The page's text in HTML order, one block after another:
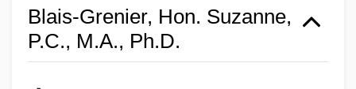
Blais-Grenier, Hon. Suzanne,
P.C., M.A., Ph.D.